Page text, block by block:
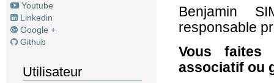
Youtube
Linkedin
Google +
Github
Utilisateur
Benjamin
responsable
Vous faites
associatif ou